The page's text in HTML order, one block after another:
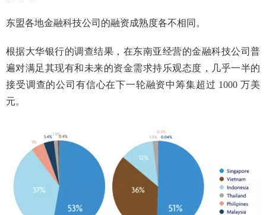
东盟各地金融科技公司的融资成熟度各不相同。
根据大华银行的调查结果，在东南亚经营的金融科技公司普
遍对满足其现有和未来的资金需求持乐观态度，几乎一半的
接受调查的公司有信心在下一轮融资中筹集超过 1000 万美
元。